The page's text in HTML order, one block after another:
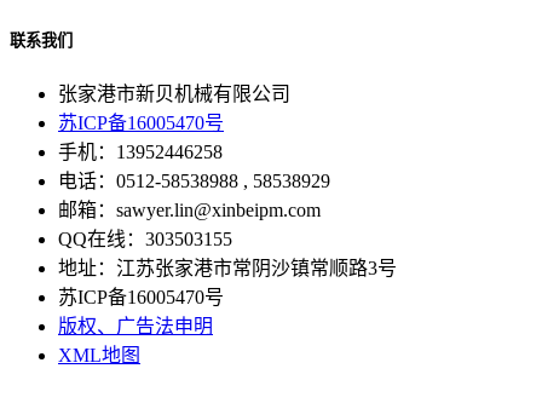
联系我们
张家港市新贝机械有限公司
苏ICP备16005470号
手机：13952446258
电话：0512-58538988 , 58538929
邮箱：sawyer.lin@xinbeipm.com
QQ在线：303503155
地址：江苏张家港市常阴沙镇常顺路3号
苏ICP备16005470号
版权、广告法申明
XML地图